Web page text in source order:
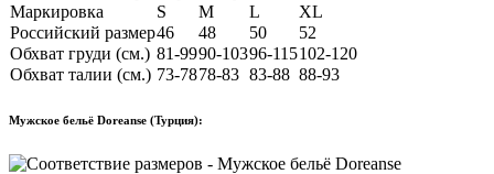
Маркировка S M L
XL
Российский размер46 48 50
52
Обхват груди (см.) 81-9990-10396-115102-120
Обхват талии (см.) 73-7878-83 83-88 88-93
Мужское бельё Doreanse (Турция):